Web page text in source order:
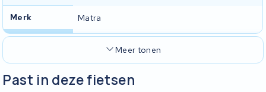
Merk Matra
Meer tonen
Past in deze fietsen